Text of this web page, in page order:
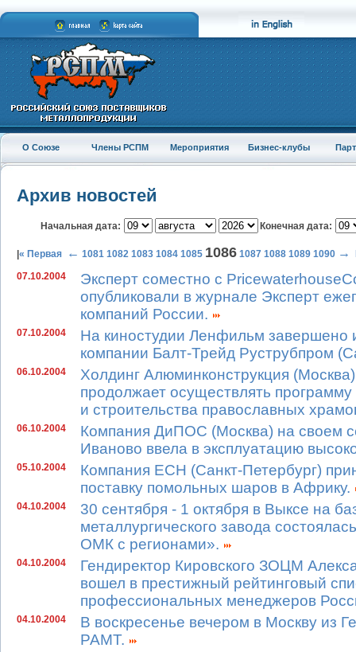
О Союзе Члены РСПМ Мероприятия Бизнес-клубы
Архив новостей
Начальная дата: Конечная дата:
« Первая ← 1081 1082 1083 1084 1085 1086 1087 1088 1089 1090 →
07.10.2004
Эксперт соместно с
опубликовали в журнале Эксперт
компаний России.
07.10.2004
На киностудии Ленфильм завершено
компании Балт-Трейд Руструбпром
06.10.2004
Холдинг Алюминконструкция
продолжает осуществлять
и строительства православных
06.10.2004
Компания ДиПОС (Москва) на своем
Иваново ввела в эксплуатацию
05.10.2004
Компания ЕСН (Санкт-Петербург)
поставку помольных шаров в Африку.
04.10.2004
30 сентября - 1 октября в Выксе на
металлургического завода
ОМК с регионами».
04.10.2004
Гендиректор Кировского ЗОЦМ
вошел в престижный рейтинговый
профессиональных менеджеров
04.10.2004
В воскресенье вечером в Москву из
РАМТ.